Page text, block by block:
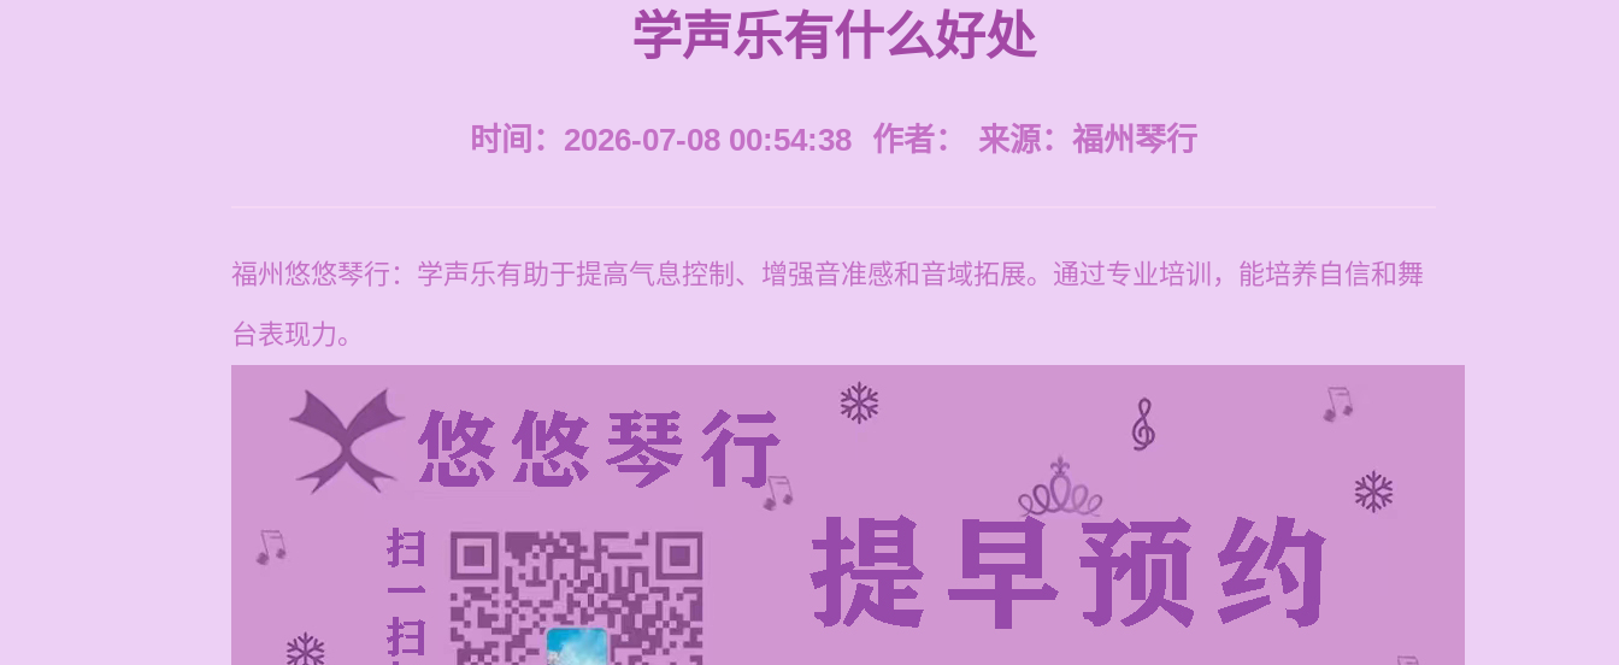
学声乐有什么好处
时间：2026-07-08 00:54:38 作者： 来源： 福州琴行
福州悠悠琴行：学声乐有助于提高气息控制、增强音准感和音域拓展。通过专业培训，能培养自信和舞
台表现力。